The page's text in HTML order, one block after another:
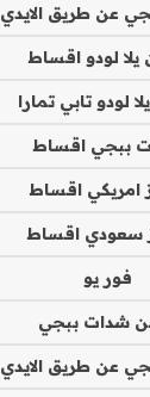
عن طريق الايدي
لودو اقساط
لودو تابي تمارا
ببجي اقساط
امريكي اقساط
سعودي اقساط
فور يو
شدات ببجي
عن طريق الايدي